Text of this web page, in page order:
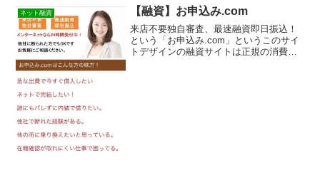
URLを与えられたスマホ専用の闇金サイ
トなので時間が...
ネット融資 【融資】お申込み.com
来店不要独自審査、最速融資即日振込！
という「お申込み.com」というこのサイ
トデザインの融資サイトは正規の消費者